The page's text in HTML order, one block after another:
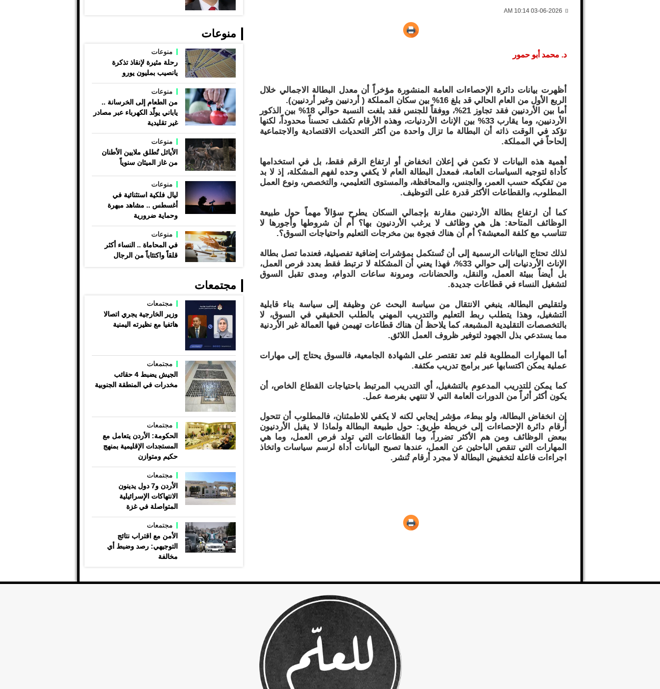
د. محمد أبو حمور
أظهرت بيانات دائرة الإحصاءات العامة المنشورة مؤخراً أن معدل البطالة الاجمالي خلال
الربع الأول من العام الحالي قد بلغ 16% بين سكان المملكة ( أردنيين وغير أردنيين).
أما بين الأردنيين فقد تجاوز 21%، ووفقاً للجنس فقد بلغت النسبة حوالي 18% بين الذكور
الأردنيين، وما يقارب 33% بين الإناث الأردنيات، وهذه الأرقام تكشف تحسناً محدوداً، لكنها
تؤكد في الوقت ذاته أن البطالة ما تزال واحدة من أكثر التحديات الاقتصادية والاجتماعية
إلحاحاً في المملكة.
أهمية هذه البيانات لا تكمن في إعلان انخفاض أو ارتفاع الرقم فقط، بل في استخدامها
كأداة لتوجيه السياسات العامة، فمعدل البطالة العام لا يكفي وحده لفهم المشكلة، إذ لا بد
من تفكيكه حسب العمر، والجنس، والمحافظة، والمستوى التعليمي، والتخصص، ونوع العمل
المطلوب، والقطاعات الأكثر قدرة على التوظيف.
كما أن ارتفاع بطالة الأردنيين مقارنة بإجمالي السكان يطرح سؤالاً مهماً حول طبيعة
الوظائف المتاحة: هل هي وظائف لا يرغب الأردنيون بها؟ أم أن شروطها وأجورها لا
تتناسب مع كلفة المعيشة؟ أم أن هناك فجوة بين مخرجات التعليم واحتياجات السوق؟.
لذلك تحتاج البيانات الرسمية إلى أن تُستكمل بمؤشرات إضافية تفصيلية، فعندما تصل بطالة
الإناث الأردنيات إلى حوالي 33%، فهذا يعني أن المشكلة لا ترتبط فقط بعدد فرص العمل،
بل أيضاً ببيئة العمل، والنقل، والحضانات، ومرونة ساعات الدوام، ومدى تقبل السوق
لتشغيل النساء في قطاعات جديدة.
ولتقليص البطالة، ينبغي الانتقال من سياسة البحث عن وظيفة إلى سياسة بناء قابلية
التشغيل، وهذا يتطلب ربط التعليم والتدريب المهني بالطلب الحقيقي في السوق، لا
بالتخصصات التقليدية المشبعة، كما يلاحظ أن هناك قطاعات تهيمن فيها العمالة غير الأردنية
مما يستدعي بذل الجهود لتوفير ظروف العمل اللائق.
أما المهارات المطلوبة فلم تعد تقتصر على الشهادة الجامعية، فالسوق يحتاج إلى مهارات
عملية يمكن اكتسابها عبر برامج تدريب مكثفة.
كما يمكن للتدريب المدعوم بالتشغيل، أي التدريب المرتبط باحتياجات القطاع الخاص، أن
يكون أكثر أثراً من الدورات العامة التي لا تنتهي بفرصة عمل.
إن انخفاض البطالة، ولو ببطء، مؤشر إيجابي لكنه لا يكفي للاطمئنان، فالمطلوب أن تتحول
أرقام دائرة الإحصاءات إلى خريطة طريق: حول طبيعة البطالة ولماذا لا يقبل الأردنيون
ببعض الوظائف ومن هم الأكثر تضرراً، وما القطاعات التي تولد فرص العمل، وما هي
المهارات التي تنقص الباحثين عن العمل، عندها تصبح البيانات أداة لرسم سياسات واتخاذ
اجراءات فاعلة لتخفيض البطالة لا مجرد أرقام تُنشر.
منوعات
منوعات
رحلة مثيرة لإنقاذ تذكرة
يانصيب بمليون يورو
منوعات
من الطعام إلى الخرسانة ..
ياباني يولّد الكهرباء عبر مصادر
غير تقليدية
منوعات
الأيائل تُطلق ملايين الأطنان
من غاز الميثان سنوياً
منوعات
ليال فلكية استثنائية في
أغسطس .. مشاهد مبهرة
وحماية ضرورية
منوعات
في المحاماة .. النساء أكثر
قلقاً واكتئاباً من الرجال
مجتمعات
مجتمعات
وزير الخارجية يجري اتصالا
هاتفيا مع نظيرته اليمنية
مجتمعات
الجيش يضبط 4 حقائب
مخدرات في المنطقة الجنوبية
مجتمعات
الحكومة: الأردن يتعامل مع
المستجدات الإقليمية بمنهج
حكيم ومتوازن
مجتمعات
الأردن و7 دول يدينون
الانتهاكات الإسرائيلية
المتواصلة في غزة
مجتمعات
الأمن مع اقتراب نتائج
التوجيهي: رصد وضبط أي
مخالفة